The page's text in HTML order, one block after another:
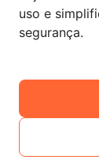
uso e
segurança.